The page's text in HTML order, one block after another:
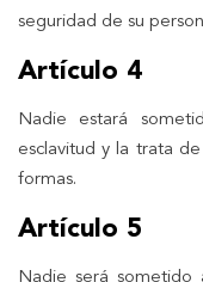
seguridad de su
Artículo 4
Nadie estará
esclavitud y la trata
formas.
Artículo 5
Nadie será sometido